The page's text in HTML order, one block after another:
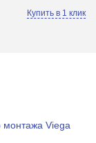
Купить в 1 клик
монтажа Viega